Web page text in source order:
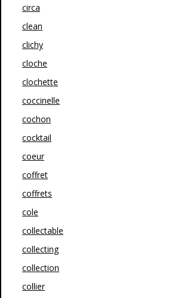
circa
clean
clichy
cloche
clochette
coccinelle
cochon
cocktail
coeur
coffret
coffrets
cole
collectable
collecting
collection
collier